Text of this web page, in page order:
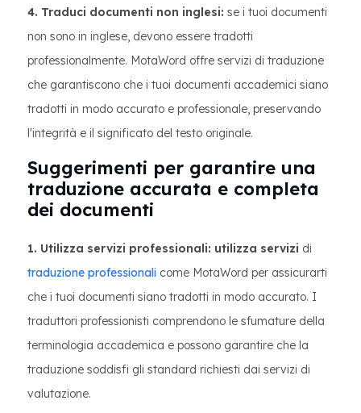
4. Traduci documenti non inglesi: se i tuoi documenti
non sono in inglese, devono essere tradotti
professionalmente. MotaWord offre servizi di traduzione
che garantiscono che i tuoi documenti accademici siano
tradotti in modo accurato e professionale, preservando
l'integrità e il significato del testo originale.
Suggerimenti per garantire una
traduzione accurata e completa
dei documenti
1. Utilizza servizi professionali: utilizza servizi di
traduzione professionali come MotaWord per assicurarti
che i tuoi documenti siano tradotti in modo accurato. I
traduttori professionisti comprendono le sfumature della
terminologia accademica e possono garantire che la
traduzione soddisfi gli standard richiesti dai servizi di
valutazione.